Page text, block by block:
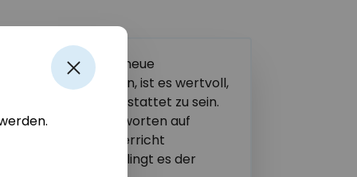
immer wieder neue
zu gestalten, ist es wertvoll,
ausgestattet zu sein.
zwei Tagen Antworten auf
ich meinen Unterricht
Lehrkräften gelingt es der